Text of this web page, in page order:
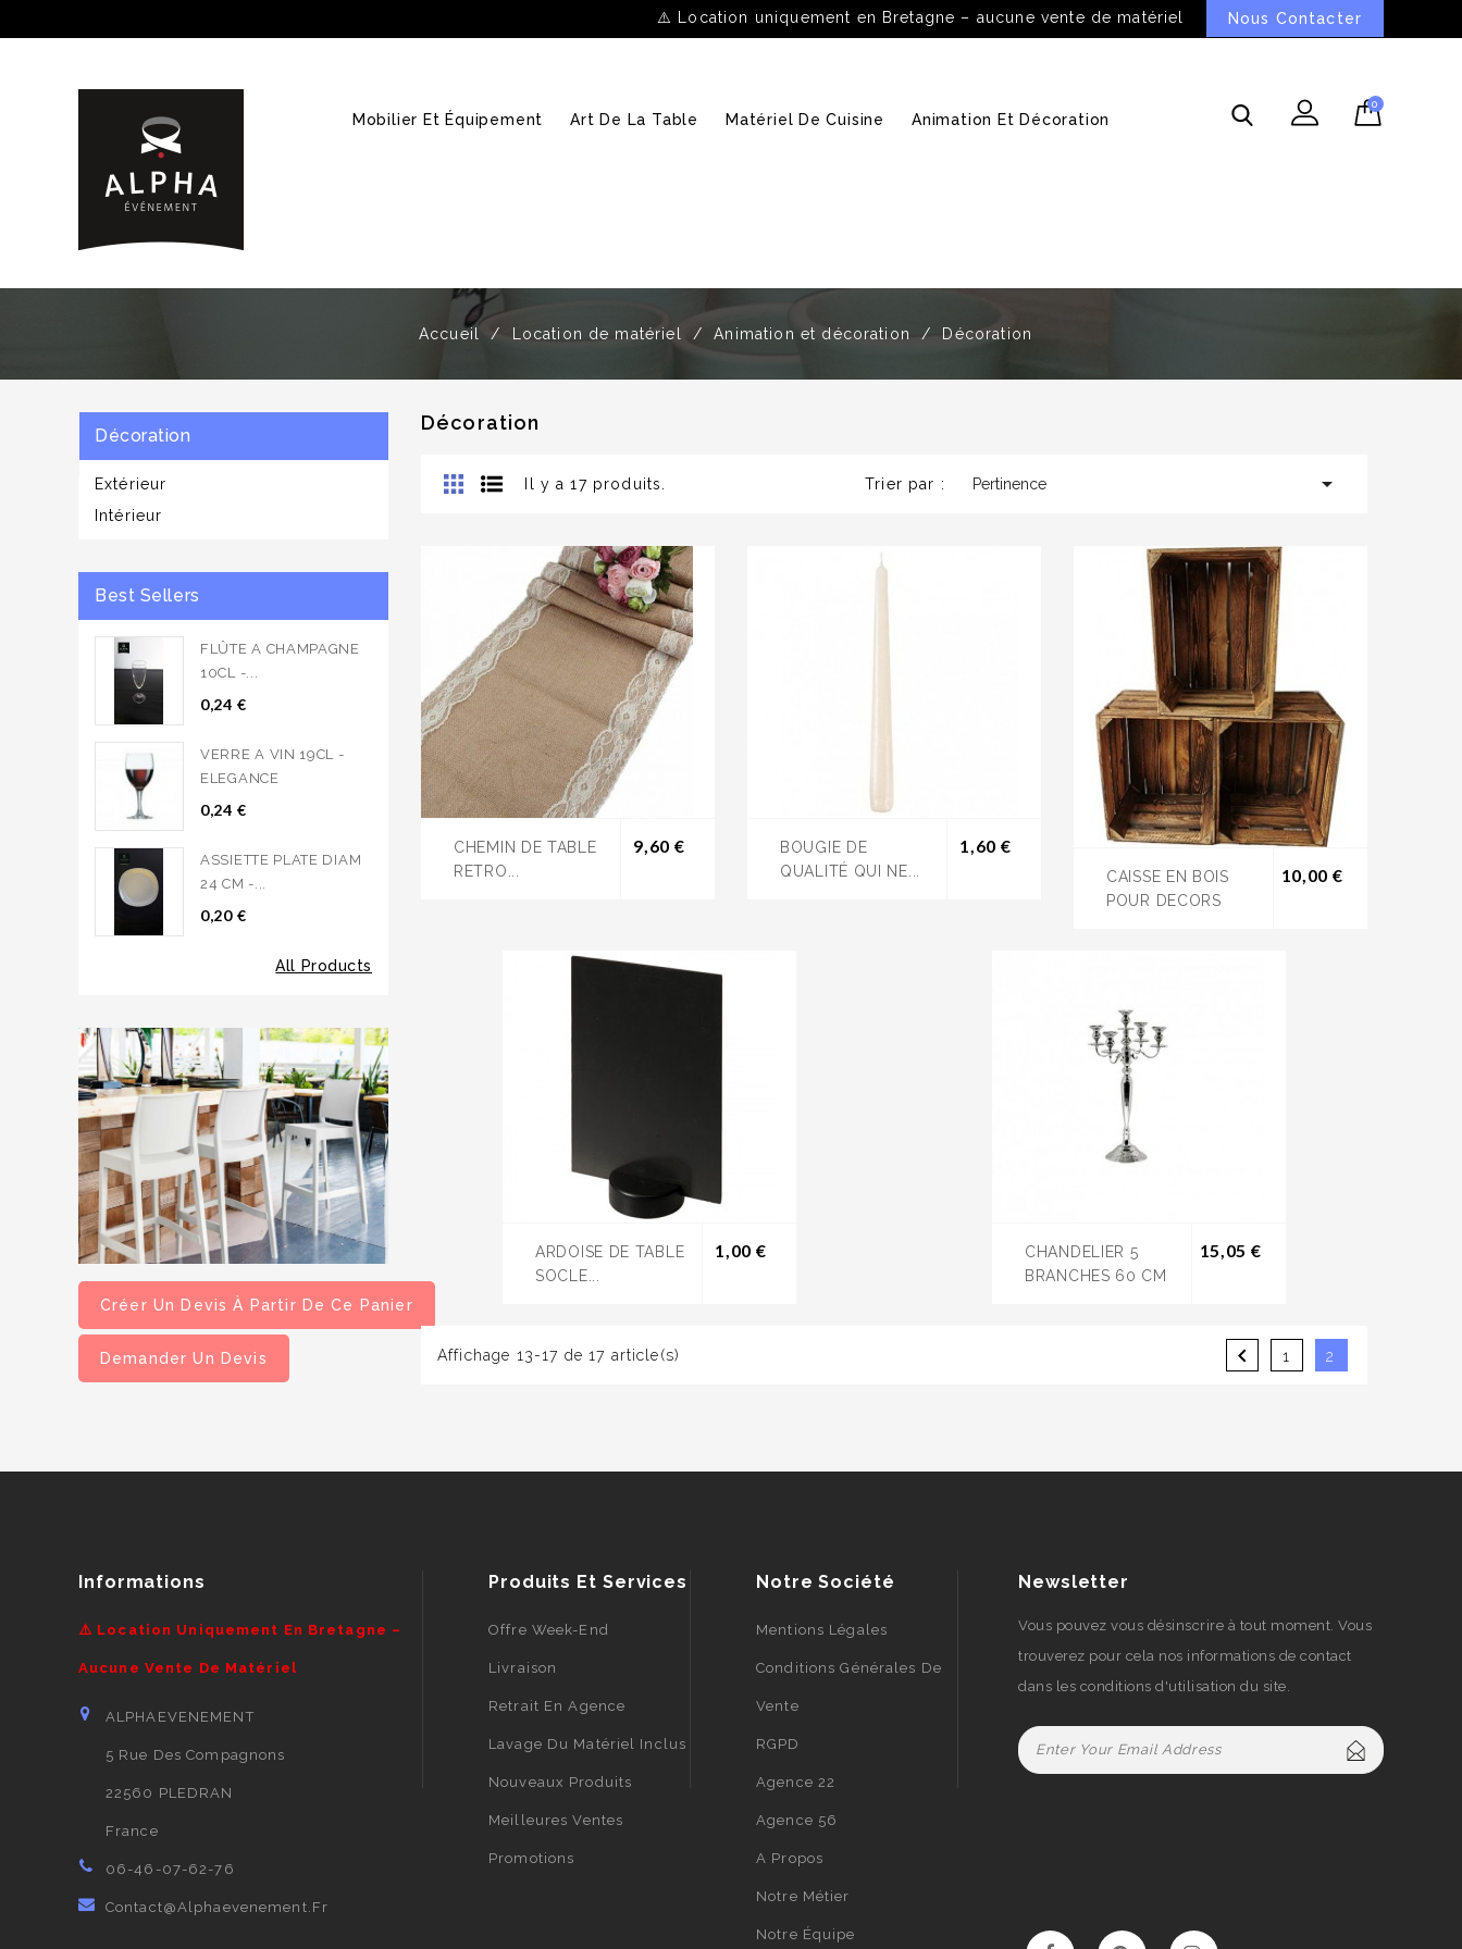
⚠️ Location uniquement en Bretagne – aucune vente de matériel Nous Contacter
Mobilier Et Équipement Art De La Table Matériel De Cuisine Animation Et Décoration
0
Accueil Location de matériel Animation et décoration Décoration
Décoration
Extérieur
Intérieur
Best Sellers
FLÛTE A CHAMPAGNE
10CL -...
0,24 €
VERRE A VIN 19CL -
ELEGANCE
0,24 €
ASSIETTE PLATE DIAM
24 CM -...
0,20 €
All Products
Créer Un Devis À Partir De Ce Panier
Demander Un Devis
Décoration
Il y a 17 produits. Trier par : Pertinence 
CHEMIN DE TABLE
RETRO...
9,60 €Prix
BOUGIE DE
QUALITÉ QUI NE...
1,60 €Prix
CAISSE EN BOIS
POUR DECORS
10,00 €Prix
ARDOISE DE TABLE
SOCLE...
1,00 €Prix
CHANDELIER 5
BRANCHES 60 CM
15,05 €Prix
Affichage 13-17 de 17 article(s)  1 2
Informations
⚠️ Location Uniquement En Bretagne –
Aucune Vente De Matériel
ALPHAEVENEMENT
5 Rue Des Compagnons
22560 PLEDRAN
France
06-46-07-62-76
Contact@alphaevenement.fr
Produits Et Services
Offre Week-End
Livraison
Retrait En Agence
Lavage Du Matériel Inclus
Nouveaux Produits
Meilleures Ventes
Promotions
Notre Société
Mentions Légales
Conditions Générales De
Vente
RGPD
Agence 22
Agence 56
A Propos
Notre Métier
Notre Équipe
Newsletter
Vous pouvez vous désinscrire à tout moment. Vous
trouverez pour cela nos informations de contact
dans les conditions d'utilisation du site.